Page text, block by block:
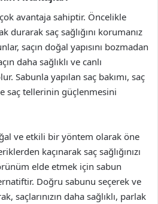
avantaja sahiptir. Öncelikle
durarak saç sağlığını korumanız
saçın doğal yapısını bozmadan
daha sağlıklı ve canlı
Sabunla yapılan saç bakımı, saç
saç tellerinin güçlenmesini
ve etkili bir yöntem olarak öne
kaçınarak saç sağlığınızı
elde etmek için sabun
Doğru sabunu seçerek ve
saçlarınızın daha sağlıklı, parlak